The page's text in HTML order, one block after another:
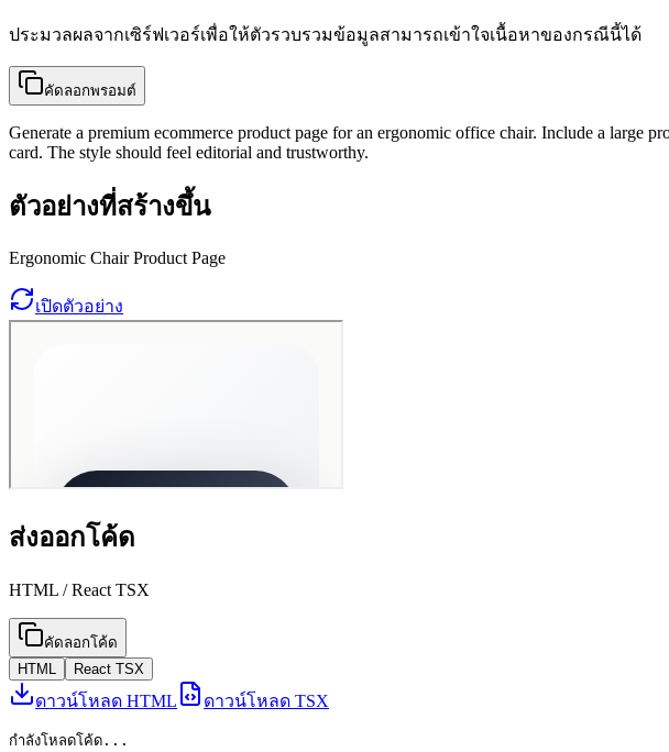
ประมวลผลจากเซิร์ฟเวอร์เพื่อให้ตัวรวบรวมข้อมูลสามารถเข้าใจเนื้อหาของกรณีนี้ได้
คัดลอกพรอมต์
Generate a premium ecommerce product page for an ergonomic office chair. Include a large
card. The style should feel editorial and trustworthy.
ตัวอย่างที่สร้างขึ้น
Ergonomic Chair Product Page
เปิดตัวอย่าง
ส่งออกโค้ด
HTML / React TSX
คัดลอกโค้ด
HTML
React TSX
ดาวน์โหลด HTML ดาวน์โหลด TSX
กำลังโหลดโค้ด...